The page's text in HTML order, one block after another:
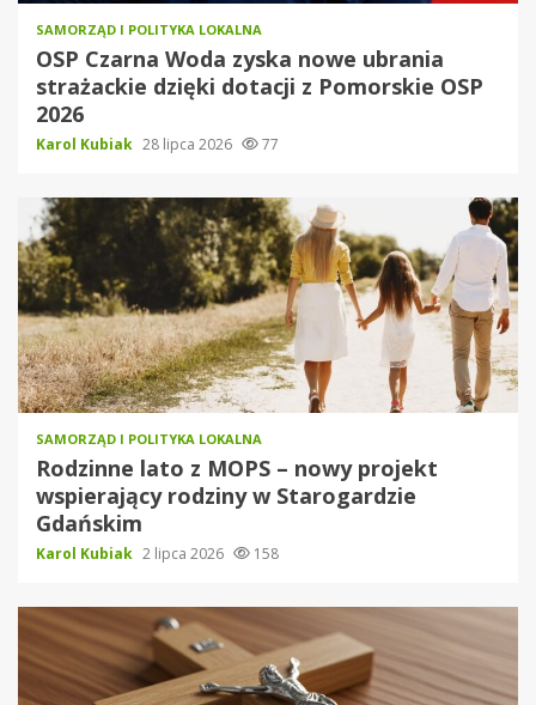
SAMORZĄD I POLITYKA LOKALNA
OSP Czarna Woda zyska nowe ubrania
strażackie dzięki dotacji z Pomorskie OSP
2026
Karol Kubiak 28 lipca 2026 77
SAMORZĄD I POLITYKA LOKALNA
Rodzinne lato z MOPS – nowy projekt
wspierający rodziny w Starogardzie
Gdańskim
Karol Kubiak 2 lipca 2026 158